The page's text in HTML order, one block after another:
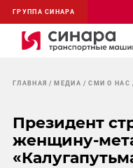
ГРУППА СИНАРА
ГЛАВНАЯ МЕДИА СМИ О НАС
Президент
женщину-